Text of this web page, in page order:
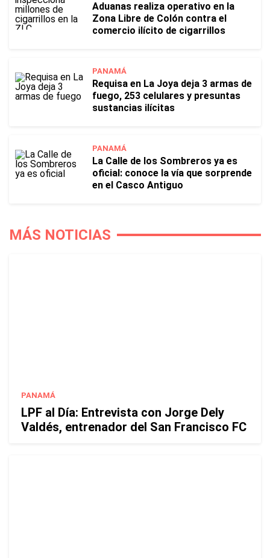
Aduanas realiza operativo en la
Zona Libre de Colón contra el
comercio ilícito de cigarrillos
PANAMÁ
Requisa en La Joya deja 3 armas de
fuego, 253 celulares y presuntas
sustancias ilícitas
PANAMÁ
La Calle de los Sombreros ya es
oficial: conoce la vía que sorprende
en el Casco Antiguo
MÁS NOTICIAS
PANAMÁ
LPF al Día: Entrevista con Jorge Dely
Valdés, entrenador del San Francisco FC